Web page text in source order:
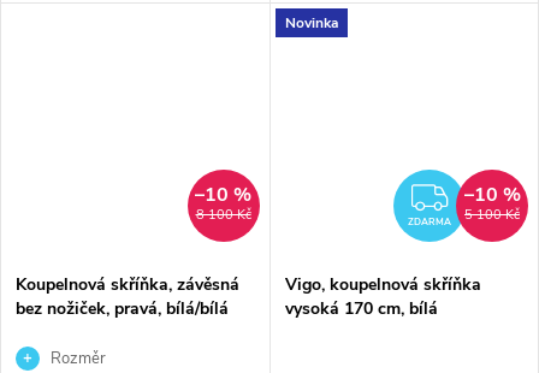
8 100 Kč
–10 %
Koupelnová skříňka, závěsná
bez nožiček, pravá, bílá/bílá
Rozměr
Novinka
ZDARMA 5 100 Kč
–10 %
Vigo, koupelnová skříňka
vysoká 170 cm, bílá